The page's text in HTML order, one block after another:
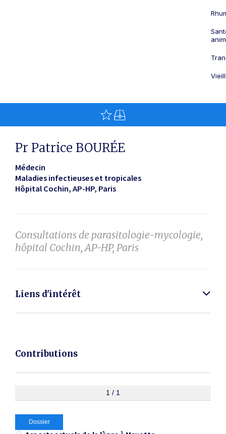
Pr Patrice BOURÉE
Médecin
Maladies infectieuses et tropicales
Hôpital Cochin, AP-HP Paris
Consultations de parasitologie-mycologie,
hôpital Cochin, AP-HP, Paris
Liens d'intérêt
Contributions
1 / 1
Dossier